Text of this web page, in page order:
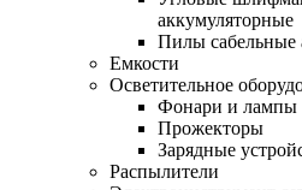
аккумуляторные
Пилы сабельные
Емкости
Осветительное
Фонари и лампы
Прожекторы
Зарядные
Распылители